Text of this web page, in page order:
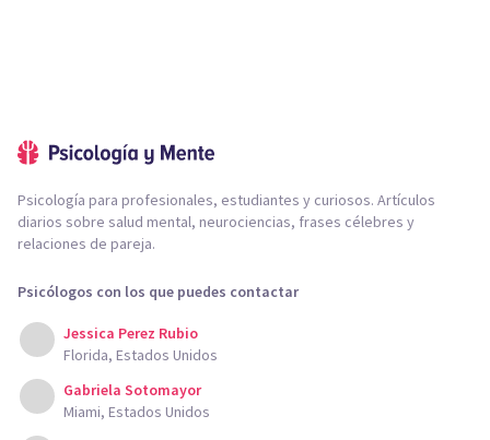
Psicología para profesionales, estudiantes y curiosos. Artículos
diarios sobre salud mental, neurociencias, frases célebres y
relaciones de pareja.
Psicólogos con los que puedes contactar
Jessica Perez Rubio
Florida, Estados Unidos
Gabriela Sotomayor
Miami, Estados Unidos